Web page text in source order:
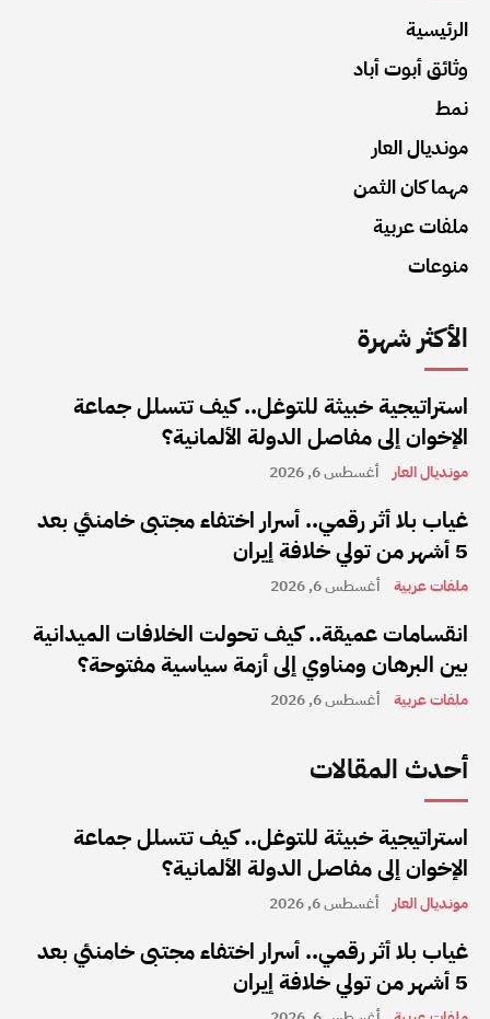
الرئيسية
وثائق أبوت أباد
نمط
مونديال العار
مهما كان الثمن
ملفات عربية
منوعات
الأكثر شهرة
استراتيجية خبيثة للتوغل.. كيف تتسلل جماعة
الإخوان إلى مفاصل الدولة الألمانية؟
مونديال العار أغسطس 6, 2026
غياب بلا أثر رقمي.. أسرار اختفاء مجتبى خامنئي بعد
5 أشهر من تولي خلافة إيران
ملفات عربية أغسطس 6, 2026
انقسامات عميقة.. كيف تحولت الخلافات الميدانية
بين البرهان ومناوي إلى أزمة سياسية مفتوحة؟
ملفات عربية أغسطس 6, 2026
أحدث المقالات
استراتيجية خبيثة للتوغل.. كيف تتسلل جماعة
الإخوان إلى مفاصل الدولة الألمانية؟
مونديال العار أغسطس 6, 2026
غياب بلا أثر رقمي.. أسرار اختفاء مجتبى خامنئي بعد
5 أشهر من تولي خلافة إيران